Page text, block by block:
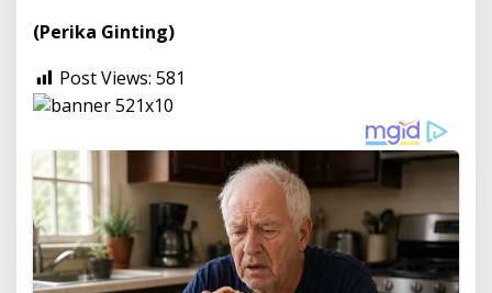
(Perika Ginting)
Post Views: 581